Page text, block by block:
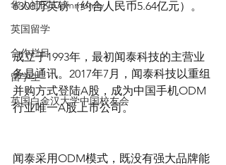
华人社区 Community
英国留学
合作栏目
留学生
英国白金汉大学中国校友会
6300万英镑（约合人民币5.64亿元）。
成立于1993年，最初闻泰科技的主营业
务是通讯。2017年7月，闻泰科技以重组
并购方式登陆A股，成为中国手机ODM
行业唯一A股上市公司。
闻泰采用ODM模式，既没有强大品牌能